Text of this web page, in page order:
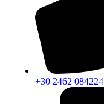
+30 2462 084224